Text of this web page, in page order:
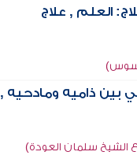
العلم , علاج
بين ذاميه ومادحيه ,
الشيخ سلمان العودة)